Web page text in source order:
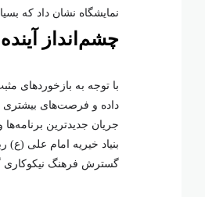
نمایشگاه نشان داد که
چشم‌انداز
با توجه به بازخوردهای
داده و فرصت‌های بیشتری
جریان جدیدترین
بنیاد خیریه امام علی
گسترش فرهنگ نیکوکاری